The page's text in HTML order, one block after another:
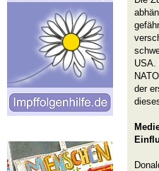
USA.
der